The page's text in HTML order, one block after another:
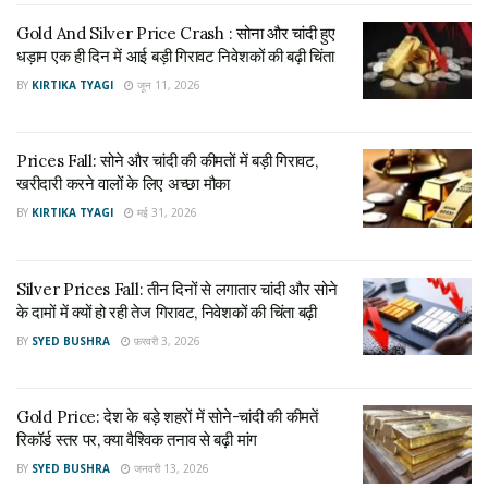
गया। वहीं, अंतरराष्ट्रीय बाजार में सिल्वर 69.15 डॉलर प्रति औंस के
आसपास कारोबार कर रही थी। साफ है कि निवेशकों का भरोसा दोनों कीमती
धातुओं पर लगातार बढ़ रहा है।
अचानक तेजी के पीछे तीन बड़ी वजहें
इस साल अब तक सोने की कीमतों में करीब 70 प्रतिशत की बढ़ोतरी हो चुकी
है। दिसंबर में थोड़ी नरमी जरूर आई थी, लेकिन महीने के आखिरी दिनों में
पहला कारण – बढ़ता भू-राजनीतिक तनाव
ऐसे हालात में निवेशक सुरक्षित माने जाने वाले सोने की ओर ज्यादा रुख करते
Gold And Silver Price Crash : सोना और चांदी हुए
धड़ाम एक ही दिन में आई बड़ी गिरावट निवेशकों की बढ़ी चिंता
BY KIRTIKA TYAGI जून 11, 2026
Prices Fall: सोने और चांदी की कीमतों में बड़ी गिरावट,
खरीदारी करने वालों के लिए अच्छा मौका
BY KIRTIKA TYAGI मई 31, 2026
Silver Prices Fall: तीन दिनों से लगातार चांदी और सोने
के दामों में क्यों हो रही तेज गिरावट, निवेशकों की चिंता बढ़ी
BY SYED BUSHRA फ़रवरी 3, 2026
Gold Price: देश के बड़े शहरों में सोने-चांदी की कीमतें
रिकॉर्ड स्तर पर, क्या वैश्विक तनाव से बढ़ी मांग
BY SYED BUSHRA जनवरी 13, 2026